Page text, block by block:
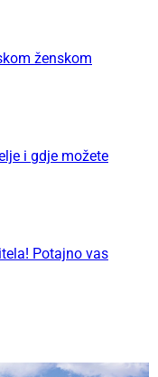
ženskom
i gdje možete
Potajno vas